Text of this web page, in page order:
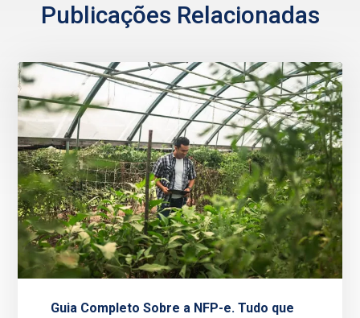
Publicações Relacionadas
Guia Completo Sobre a NFP-e. Tudo que